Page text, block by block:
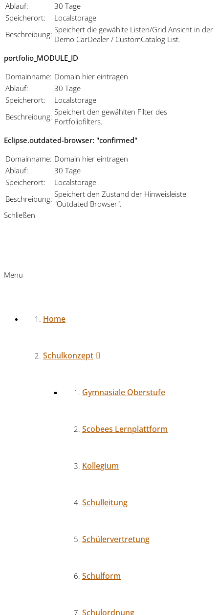
Ablauf:
30 Tage
Speicherort:
Localstorage
Beschreibung: Speichert die gewählte Listen/Grid Ansicht in der
Demo CarDealer / CustomCatalog List.
portfolio_MODULE_ID
Domainname: Domain hier eintragen
Ablauf:
30 Tage
Speicherort:
Localstorage
Beschreibung: Speichert den gewählten Filter des
Portfoliofilters.
Eclipse.outdated-browser: "confirmed"
Domainname: Domain hier eintragen
Ablauf:
30 Tage
Speicherort:
Localstorage
Beschreibung: Speichert den Zustand der Hinweisleiste
"Outdated Browser".
Schließen
Menu
Home
Schulkonzept
Gymnasiale Oberstufe
Scobees Lernplattform
Kollegium
Schulleitung
Schülervertretung
Schulform
Schulordnung